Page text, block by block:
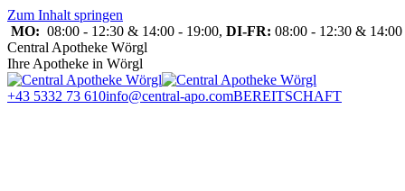
Zum Inhalt springen
MO: 08:00 - 12:30 & 14:00 - 19:00, DI-FR: 08:00 - 12:30 &
Central Apotheke Wörgl
Ihre Apotheke in Wörgl
+43 5332 73 610info@central-apo.comBEREITSCHAFT